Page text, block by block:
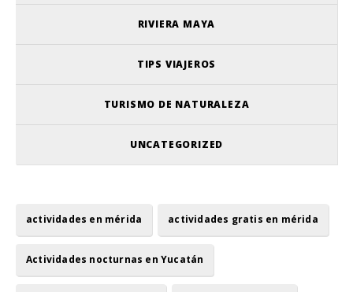
RIVIERA MAYA
TIPS VIAJEROS
TURISMO DE NATURALEZA
UNCATEGORIZED
actividades en mérida actividades gratis en mérida
Actividades nocturnas en Yucatán